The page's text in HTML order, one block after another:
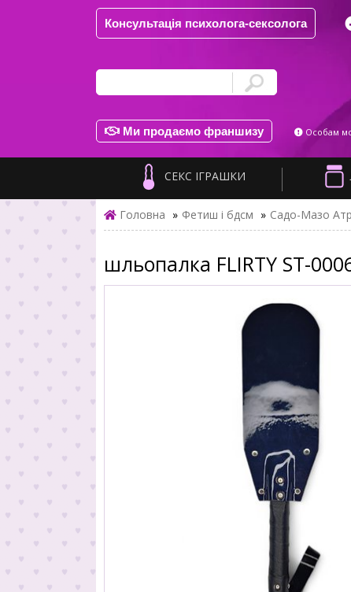
Консультація психолога-сексолога
Ми продаємо франшизу Особам
СЕКС ІГРАШКИ
Головна » Фетиш і бдсм » Садо-Мазо
шльопалка FLIRTY ST-